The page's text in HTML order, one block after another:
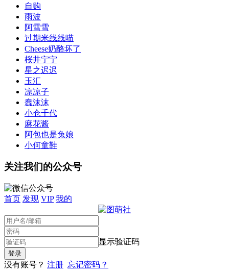
自购
雨波
阿雪雪
过期米线线喵
Cheese奶酪坏了
桜井宁宁
星之迟迟
玉汇
凉凉子
蠢沫沫
小仓千代
麻花酱
阿包也是兔娘
小何童鞋
关注我们的公众号
首页 发现 VIP 我的
显示验证码
没有账号？ 注册 忘记密码？